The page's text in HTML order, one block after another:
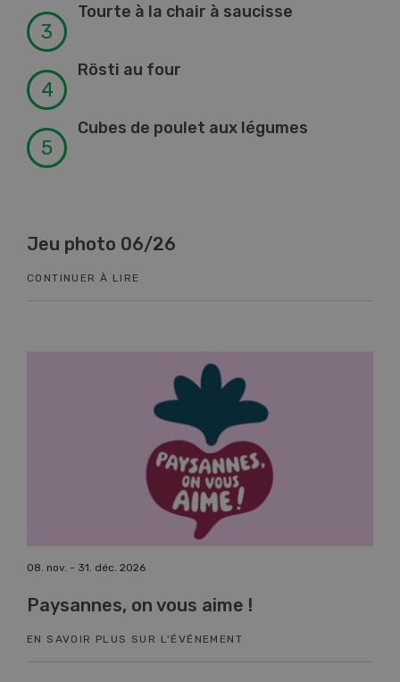
Tourte à la chair à saucisse
Rösti au four
Cubes de poulet aux légumes
Jeu photo 06/26
CONTINUER À LIRE
08. nov. - 31. déc. 2026
Paysannes, on vous aime !
EN SAVOIR PLUS SUR L'ÉVÉNEMENT